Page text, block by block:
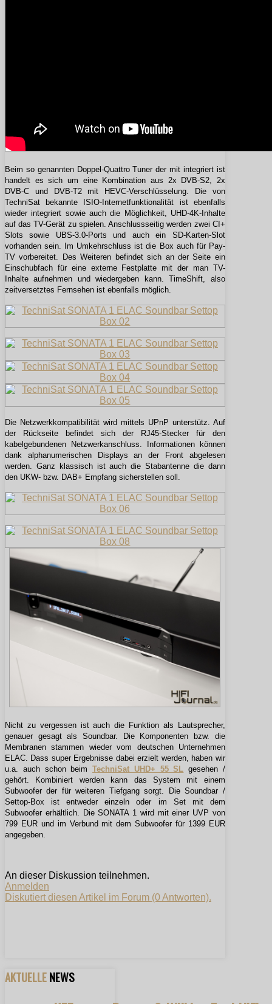
Beim so genannten Doppel-Quattro Tuner der mit integriert ist
handelt es sich um eine Kombination aus 2x DVB-S2, 2x
DVB-C und DVB-T2 mit HEVC-Verschlüsselung. Die von
TechniSat bekannte ISIO-Internetfunktionalität ist ebenfalls
wieder integriert sowie auch die Möglichkeit, UHD-4K-Inhalte
auf das TV-Gerät zu spielen. Anschlussseitig werden zwei CI+
Slots sowie UBS-3.0-Ports und auch ein SD-Karten-Slot
vorhanden sein. Im Umkehrschluss ist die Box auch für Pay-
TV vorbereitet. Des Weiteren befindet sich an der Seite ein
Einschubfach für eine externe Festplatte mit der man TV-
Inhalte aufnehmen und wiedergeben kann. TimeShift, also
zeitversetztes Fernsehen ist ebenfalls möglich.
Die Netzwerkkompatibilität wird mittels UPnP unterstütz. Auf
der Rückseite befindet sich der RJ45-Stecker für den
kabelgebundenen Netzwerkanschluss. Informationen können
dank alphanumerischen Displays an der Front abgelesen
werden. Ganz klassisch ist auch die Stabantenne die dann
den UKW- bzw. DAB+ Empfang sicherstellen soll.
Nicht zu vergessen ist auch die Funktion als Lautsprecher,
genauer gesagt als Soundbar. Die Komponenten bzw. die
Membranen stammen wieder vom deutschen Unternehmen
ELAC. Dass super Ergebnisse dabei erzielt werden, haben wir
u.a. auch schon beimTechniSat UHD+ 55 SL gesehen /
gehört. Kombiniert werden kann das System mit einem
Subwoofer der für weiteren Tiefgang sorgt. Die Soundbar /
Settop-Box ist entweder einzeln oder im Set mit dem
Subwoofer erhältlich. Die SONATA 1 wird mit einer UVP von
799 EUR und im Verbund mit dem Subwoofer für 1399 EUR
angegeben.
An dieser Diskussion teilnehmen.
Anmelden
Diskutiert diesen Artikel im Forum (0 Antworten).
AKTUELLENEWS